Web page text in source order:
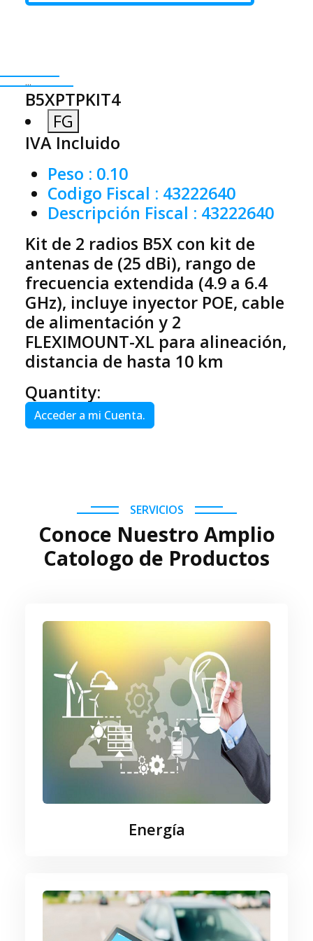
...
B5XPTPKIT4
FG
IVA Incluido
Peso : 0.10
Codigo Fiscal : 43222640
Descripción Fiscal : 43222640
Kit de 2 radios B5X con kit de
antenas de (25 dBi), rango de
frecuencia extendida (4.9 a 6.4
GHz), incluye inyector POE, cable
de alimentación y 2
FLEXIMOUNT-XL para alineación,
distancia de hasta 10 km
Quantity:
Acceder a mi Cuenta.
SERVICIOS
Conoce Nuestro Amplio
Catologo de Productos
Energía